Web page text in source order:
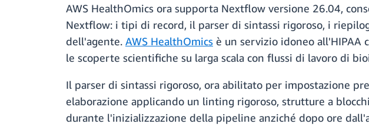
AWS HealthOmics ora supporta Nextflow versione 26.04,
Nextflow: i tipi di record, il parser di sintassi rigoroso, i
dell'agente. AWS HealthOmics è un servizio idoneo all'HIPAA
le scoperte scientifiche su larga scala con flussi di lavoro di
Il parser di sintassi rigoroso, ora abilitato per impostazione
elaborazione applicando un linting rigoroso, strutture a
durante l'inizializzazione della pipeline anziché dopo ore